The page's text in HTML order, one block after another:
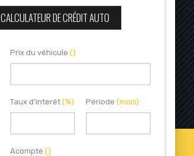
CALCULATEUR DE CRÉDIT AUTO
Prix du véhicule ()
Taux d'interêt (%) Période (mois)
Acompte ()